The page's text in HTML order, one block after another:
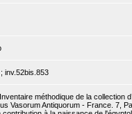
inv.52bis.853
méthodique de la collection
Vasorum Antiquorum - France. 7,